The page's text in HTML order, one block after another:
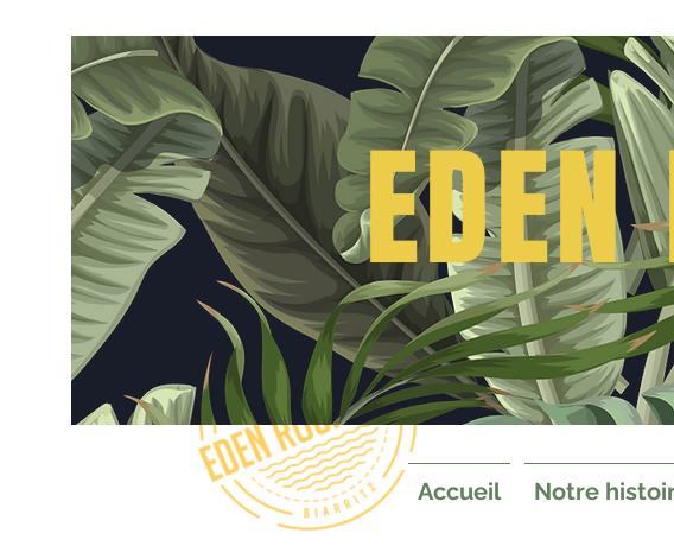
Accueil Notre